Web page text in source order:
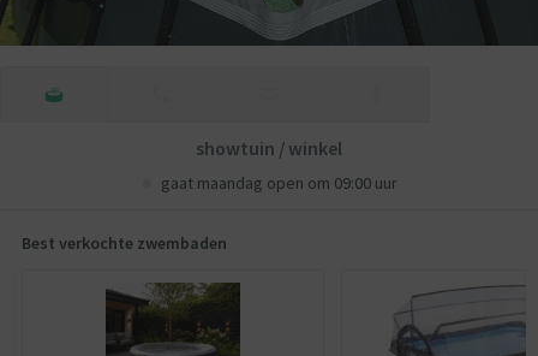
showtuin / winkel
gaat maandag open om 09:00 uur
Best verkochte zwembaden